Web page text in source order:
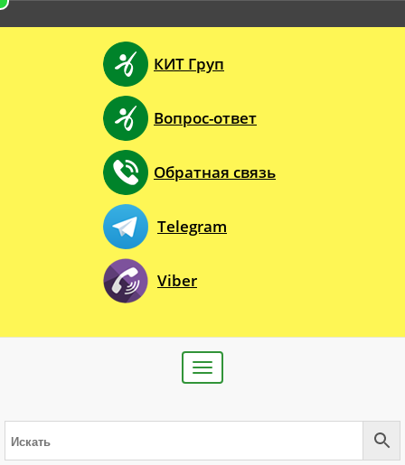
КИТ Груп
Вопрос-ответ
Обратная связь
Telegram
Viber
Toggle
navigation